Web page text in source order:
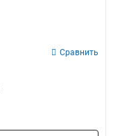
Сравнить